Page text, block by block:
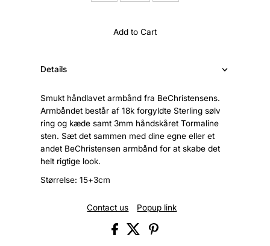
Add to Cart
Details
Smukt håndlavet armbånd fra BeChristensens.
Armbåndet består af 18k forgyldte Sterling sølv
ring og kæde samt 3mm håndskåret Tormaline
sten. Sæt det sammen med dine egne eller et
andet BeChristensen armbånd for at skabe det
helt rigtige look.
Størrelse: 15+3cm
Contact us Popup link